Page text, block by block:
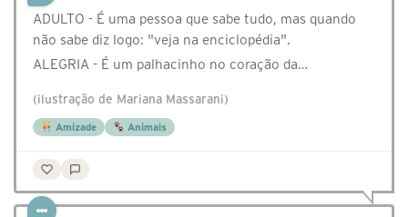
ADULTO - É uma pessoa que sabe tudo, mas quando
não sabe diz logo: "veja na enciclopédia".
ALEGRIA - É um palhacinho no coração da…
(ilustração de Mariana Massarani)
Amizade Animais